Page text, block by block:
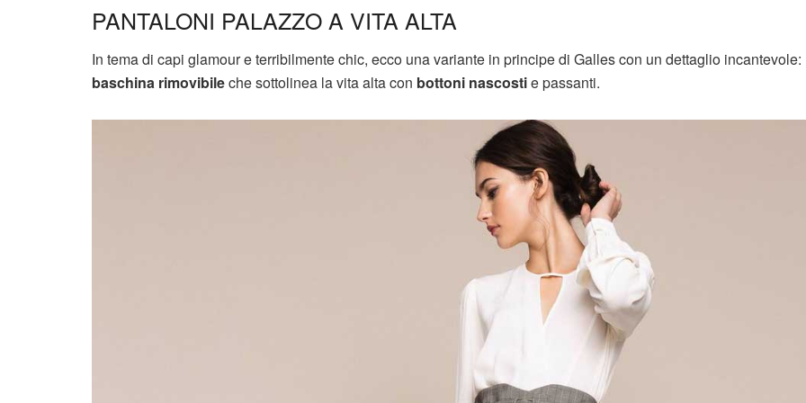
PANTALONI PALAZZO A VITA ALTA
In tema di capi glamour e terribilmente chic, ecco una variante in principe di Galles con un dettaglio incantevole:
baschina rimovibileche sottolinea la vita alta con bottoni nascostie passanti.